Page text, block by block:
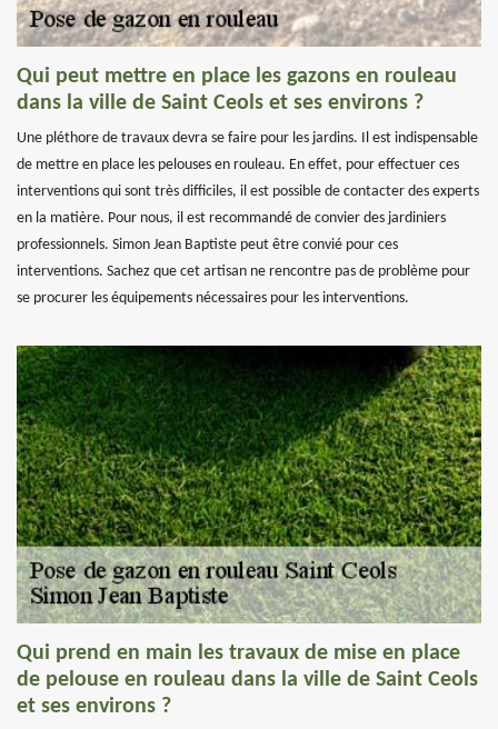
Qui peut mettre en place les gazons en rouleau
dans la ville de Saint Ceols et ses environs ?
Une pléthore de travaux devra se faire pour les jardins. Il est indispensable
de mettre en place les pelouses en rouleau. En effet, pour effectuer ces
interventions qui sont très difficiles, il est possible de contacter des experts
en la matière. Pour nous, il est recommandé de convier des jardiniers
professionnels. Simon Jean Baptiste peut être convié pour ces
interventions. Sachez que cet artisan ne rencontre pas de problème pour
se procurer les équipements nécessaires pour les interventions.
Qui prend en main les travaux de mise en place
de pelouse en rouleau dans la ville de Saint Ceols
et ses environs ?